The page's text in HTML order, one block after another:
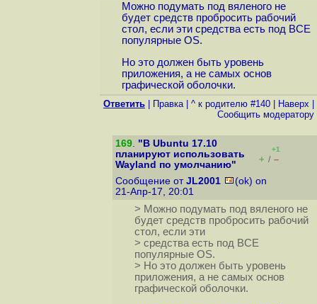
Можно подумать под вяленого не
будет средств пробросить рабочий
стол, если эти средства есть под ВСЕ
популярные OS.
Но это должен быть уровень
приложения, а не самых основ
графической оболочки.
Ответить Правка| ^ к родителю #140 Наверх
Cообщить модератору
169. "В Ubuntu 17.10
планируют использовать
Wayland по умолчанию"
+1
+ / –
Сообщение от JL2001
(ok) on
21-Апр-17, 20:01
> Можно подумать под вяленого не
будет средств пробросить рабочий
стол, если эти
> средства есть под ВСЕ
популярные OS.
> Но это должен быть уровень
приложения, а не самых основ
графической оболочки.